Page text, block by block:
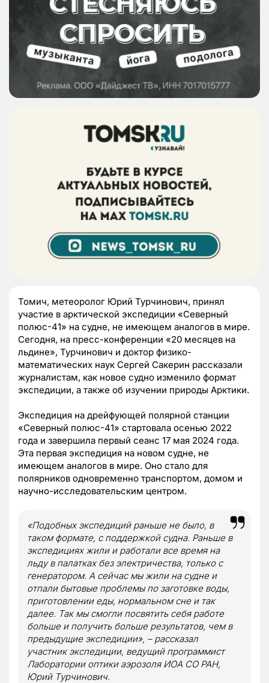
Томич, метеоролог Юрий Турчинович, принял
участие в арктической экспедиции «Северный
полюс-41» на судне, не имеющем аналогов в мире.
Сегодня, на пресс-конференции «20 месяцев на
льдине», Турчинович и доктор физико-
математических наук Сергей Сакерин рассказали
журналистам, как новое судно изменило формат
экспедиции, а также об изучении природы Арктики.
Экспедиция на дрейфующей полярной станции
«Северный полюс-41» стартовала осенью 2022
года и завершила первый сеанс 17 мая 2024 года.
Эта первая экспедиция на новом судне, не
имеющем аналогов в мире. Оно стало для
полярников одновременно транспортом, домом и
научно-исследовательским центром.
«Подобных экспедиций раньше не было, в
таком формате, с поддержкой судна. Раньше в
экспедициях жили и работали все время на
льду в палатках без электричества, только с
генератором. А сейчас мы жили на судне и
отпали бытовые проблемы по заготовке воды,
приготовлении еды, нормальном сне и так
далее. Так мы смогли посвятить себя работе
больше и получить больше результатов, чем в
предыдущие экспедиции», – рассказал
участник экспедиции, ведущий программист
Лаборатории оптики аэрозоля ИОА СО РАН,
Юрий Турчинович.